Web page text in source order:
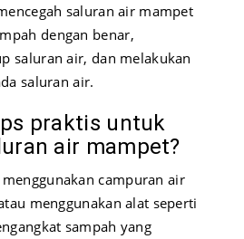
saluran air mampet
dengan benar,
saluran air, dan melakukan
saluran air.
praktis untuk
air mampet?
campuran air
menggunakan alat seperti
sampah yang